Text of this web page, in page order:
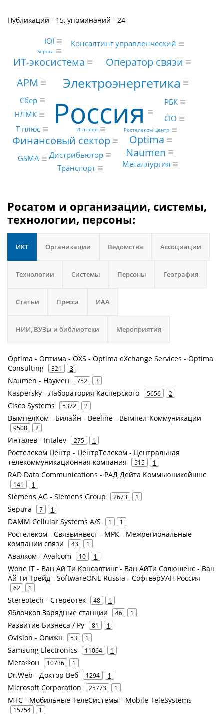
Публикаций - 15, упоминаний - 24
Россия
Электроэнергетика
Финансовый сектор
Optima
Naumen
Оператор связи
ИТ-экосистема
АРМ
Сбер
НЛМК
Т плюс
GSMA
Дистрибьютор
Металлургия
Консалтинг управленческий
CIO
Транспорт
РБК
IOI
Инталев Ростелеком Центр
Sepura
Росатом и организации, системы,
технологии, персоны:
ИКТ Организации Ведомства Ассоциации
Технологии Системы Персоны География
Статьи Пресса ИАА
НИИ, ВУЗы и библиотеки Мероприятия
Optima - Оптима - OXS - Optima eXchange Services - Optima
Consulting
321 3
Naumen - Наумен 752 3
Kaspersky - Лаборатория Касперского 5656 2
Cisco Systems 5372 2
ВымпелКом - Билайн - Beeline - Вымпел-Коммуникации
9508 2
Инталев - Intalev 275 1
Ростелеком Центр - ЦентрТелеком - Центральная
телекоммуникационная компания
515 1
RAD Data Communications - РАД Дейта Коммьюникейшнс
141 1
Siemens AG - Siemens Group 2673 1
Sepura 7 1
DAMM Cellular Systems A/S 1 1
Ростелеком - Связьинвест - МРК - Межрегиональные
компании связи
43 1
Авалком - Avalcom 10 1
Wone IT - Ван Ай Ти Консалтинг - Ван АйТи Солюшенс - Ван
Ай Ти Трейд - SoftwareONE Russia - СофтвэрУАН Россия
62 1
Stereotech - Стереотек 48 1
Яблочков Зарядные станции 46 1
Развитие Бизнеса / Ру 81 1
Ovision - Овижн 53 1
Samsung Electronics 11064 1
МегаФон 10736 1
Dr.Web - Доктор Веб 1294 1
Microsoft Corporation 25773 1
МТС - Мобильные ТелеСистемы - Mobile TeleSystems
15754 1